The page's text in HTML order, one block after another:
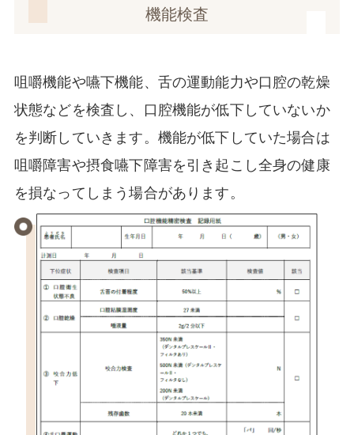
機能検査
咀嚼機能や嚥下機能、舌の運動能力や口腔の乾燥
状態などを検査し、口腔機能が低下していないか
を判断していきます。機能が低下していた場合は
咀嚼障害や摂食嚥下障害を引き起こし全身の健康
を損なってしまう場合があります。